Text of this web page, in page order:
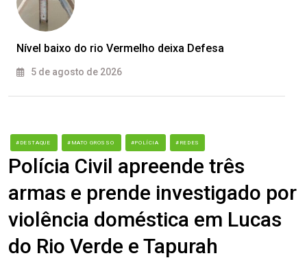
Nível baixo do rio Vermelho deixa Defesa
5 de agosto de 2026
#DESTAQUE #MATO GROSSO #POLÍCIA #REDES
Polícia Civil apreende três
armas e prende investigado por
violência doméstica em Lucas
do Rio Verde e Tapurah